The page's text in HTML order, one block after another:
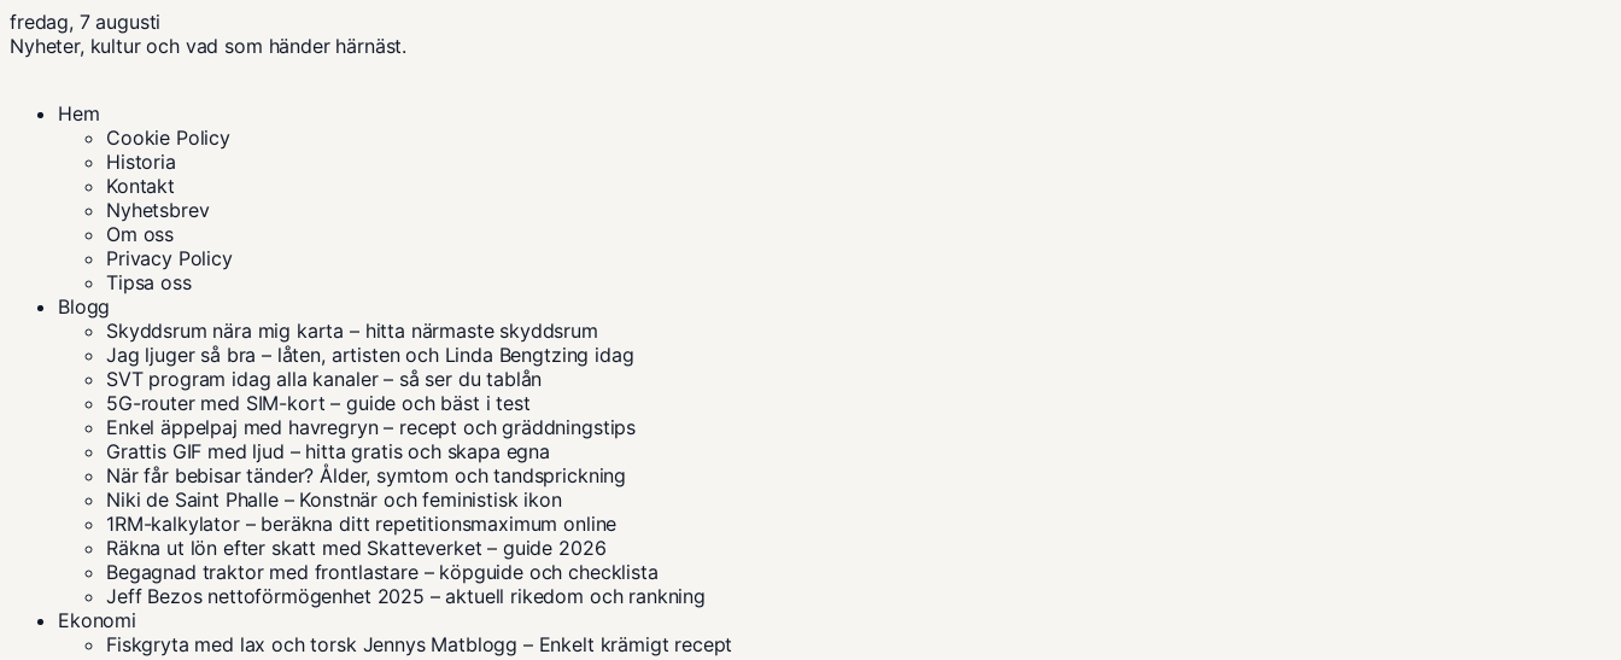
fredag, 7 augusti
Nyheter, kultur och vad som händer härnäst.
Hem
Cookie Policy
Historia
Kontakt
Nyhetsbrev
Om oss
Privacy Policy
Tipsa oss
Blogg
Skyddsrum nära mig karta – hitta närmaste skyddsrum
Jag ljuger så bra – låten, artisten och Linda Bengtzing idag
SVT program idag alla kanaler – så ser du tablån
5G-router med SIM-kort – guide och bäst i test
Enkel äppelpaj med havregryn – recept och gräddningstips
Grattis GIF med ljud – hitta gratis och skapa egna
När får bebisar tänder? Ålder, symtom och tandsprickning
Niki de Saint Phalle – Konstnär och feministisk ikon
1RM-kalkylator – beräkna ditt repetitionsmaximum online
Räkna ut lön efter skatt med Skatteverket – guide 2026
Begagnad traktor med frontlastare – köpguide och checklista
Jeff Bezos nettoförmögenhet 2025 – aktuell rikedom och rankning
Ekonomi
Fiskgryta med lax och torsk Jennys Matblogg – Enkelt krämigt recept